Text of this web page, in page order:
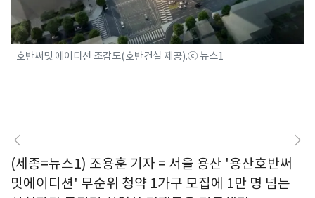
호반써밋 에이디션 조감도(호반건설 제공).ⓒ 뉴스1
(세종=뉴스1) 조용훈 기자 = 서울 용산 '용산호반써
밋에이디션' 무순위 청약 1가구 모집에 1만 명 넘는